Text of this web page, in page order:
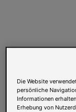
Die Website
persönliche
Informationen
Erhebung von